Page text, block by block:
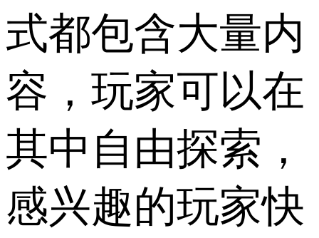
式都包含大量内
容，玩家可以在
其中自由探索，
感兴趣的玩家快